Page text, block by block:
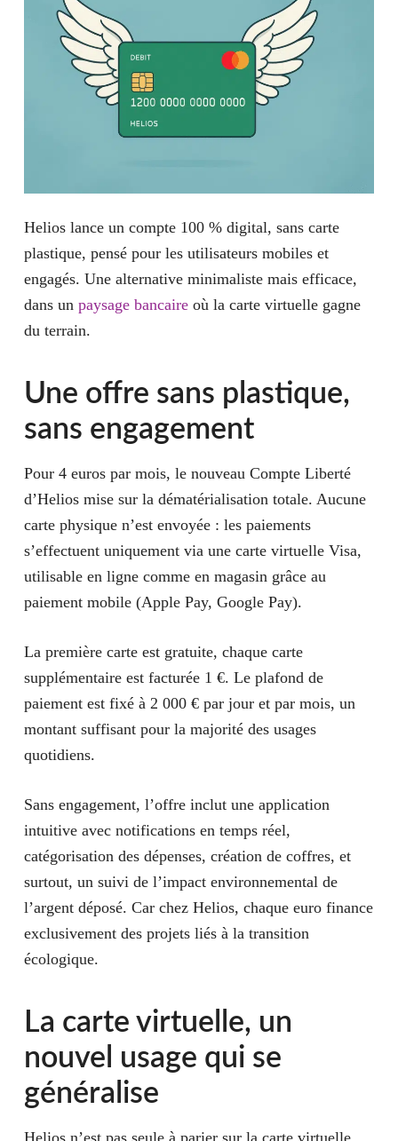
Helios lance un compte 100 % digital, sans carte
plastique, pensé pour les utilisateurs mobiles et
engagés. Une alternative minimaliste mais efficace,
dans un paysage bancaireoù la carte virtuelle gagne
du terrain.
Une offre sans plastique,
sans engagement
Pour 4 euros par mois, le nouveau Compte Liberté
d’Helios mise sur la dématérialisation totale. Aucune
carte physique n’est envoyée : les paiements
s’effectuent uniquement via une carte virtuelle Visa,
utilisable en ligne comme en magasin grâce au
paiement mobile (Apple Pay, Google Pay).
La première carte est gratuite, chaque carte
supplémentaire est facturée 1 €. Le plafond de
paiement est fixé à 2 000 € par jour et par mois, un
montant suffisant pour la majorité des usages
quotidiens.
Sans engagement, l’offre inclut une application
intuitive avec notifications en temps réel,
catégorisation des dépenses, création de coffres, et
surtout, un suivi de l’impact environnemental de
l’argent déposé. Car chez Helios, chaque euro finance
exclusivement des projets liés à la transition
écologique.
La carte virtuelle, un
nouvel usage qui se
généralise
Helios n’est pas seule à parier sur la carte virtuelle.